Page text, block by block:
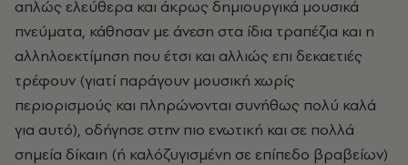
απλώς ελεύθερα και άκρως δημιουργικά μουσικά
πνεύματα, κάθησαν με άνεση στα ίδια τραπέζια και η
αλληλοεκτίμηση που έτσι και αλλιώς επι δεκαετιές
τρέφουν (γιατί παράγουν μουσική χωρίς
περιορισμούς και πληρώνονται συνήθως πολύ καλά
για αυτό), οδήγησε στην πιο ενωτική και σε πολλά
σημεία δίκαιη (ή καλόζυγισμένη σε επίπεδο βραβείων)